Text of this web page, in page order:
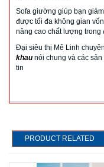
Sofa giường giúp bạn
được tối đa không gian
nâng cao chất lượng trong
Đại siêu thị Mê Linh
khau nói chung và các
tin
PRODUCT RELATED